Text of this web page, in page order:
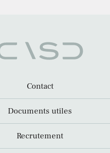
Contact
Documents utiles
Recrutement